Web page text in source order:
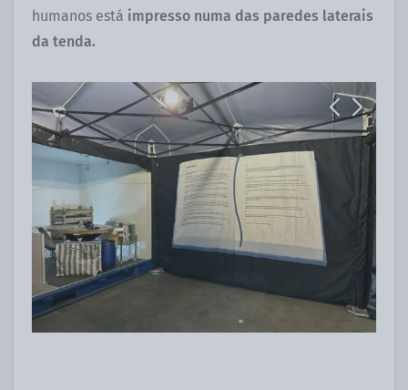
humanos está impresso numa das paredes laterais
da tenda.
Previous
Next